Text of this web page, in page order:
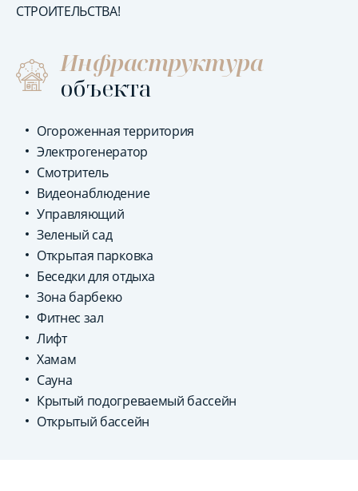
СТРОИТЕЛЬСТВА!
Инфраструктура
объекта
Огороженная территория
Электрогенератор
Смотритель
Видеонаблюдение
Управляющий
Зеленый сад
Открытая парковка
Беседки для отдыха
Зона барбекю
Фитнес зал
Лифт
Хамам
Сауна
Крытый подогреваемый бассейн
Открытый бассейн